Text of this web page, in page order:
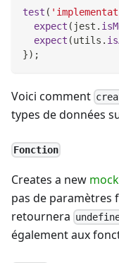
test (
expect ( jest .
expect (utils .
}) ;
Voici comment
types de données
Fonction
Creates a new
pas de paramètres
retournera
également aux